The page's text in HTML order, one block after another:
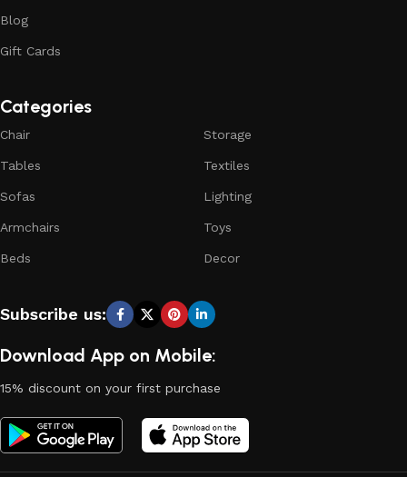
Blog
Gift Cards
Categories
Chair
Tables
Sofas
Armchairs
Beds
Storage
Textiles
Lighting
Toys
Decor
Subscribe us:
Download App on Mobile:
15% discount on your first purchase